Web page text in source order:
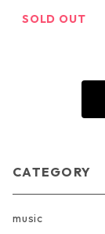
SOLD OUT
CATEGORY
music